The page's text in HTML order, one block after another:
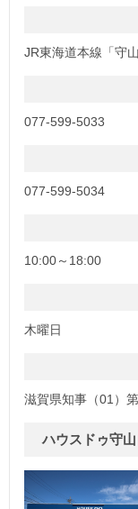
JR東海道本線「守
077-599-5033
077-599-5034
10:00～18:00
木曜日
滋賀県知事（01）
ハウスドゥ守